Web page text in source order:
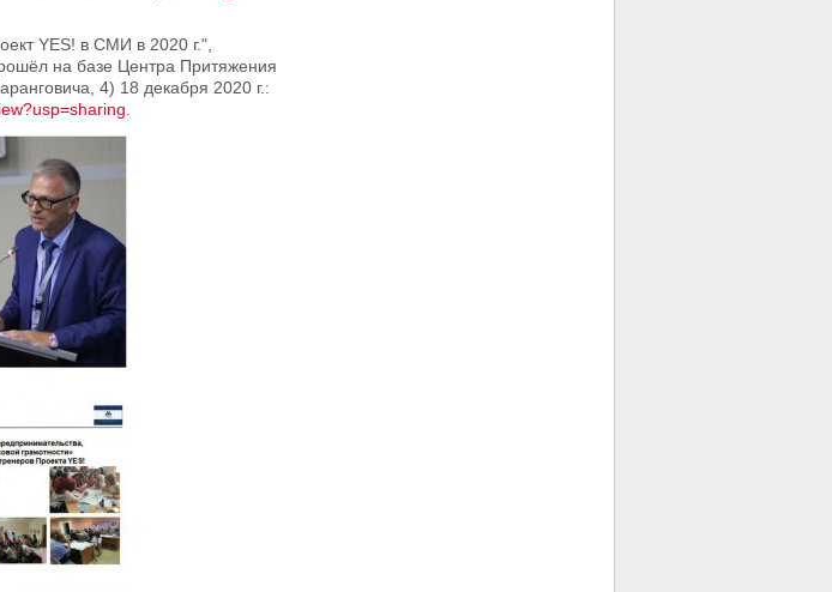
YES! в СМИ в 2020 г.",
на базе Центра Притяжения
4) 18 декабря 2020 г.: